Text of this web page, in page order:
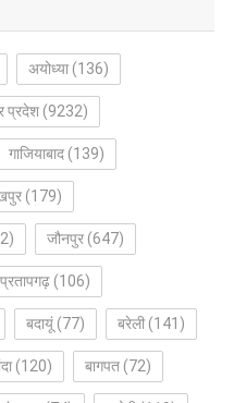
अयोध्या(136)
प्रदेश(9232)
गाजियाबाद(139)
(179)
जौनपुर(647)
प्रतापगढ़(106)
बदायूं(77) बरेली(141)
(120) बागपत(72)